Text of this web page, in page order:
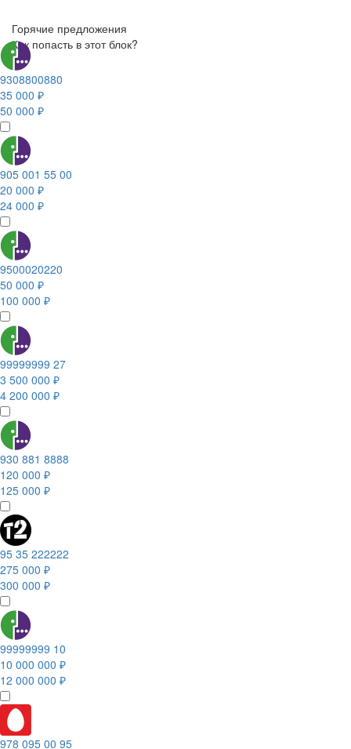
Горячие предложения
Как попасть в этот блок?
9308800880
35 000 ₽
50 000 ₽
905 001 55 00
20 000 ₽
24 000 ₽
9500020220
50 000 ₽
100 000 ₽
99999999 27
3 500 000 ₽
4 200 000 ₽
930 881 8888
120 000 ₽
125 000 ₽
95 35 222222
275 000 ₽
300 000 ₽
99999999 10
10 000 000 ₽
12 000 000 ₽
978 095 00 95